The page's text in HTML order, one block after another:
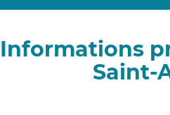
Informations
Saint-